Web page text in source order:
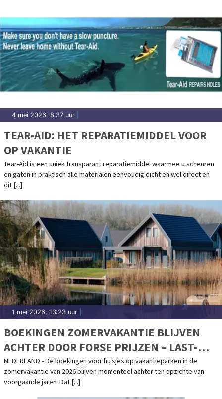
4 mei 2026, 8:37 uur
TEAR-AID: HET REPARATIEMIDDEL VOOR
OP VAKANTIE
Tear-Aid is een uniek transparant reparatiemiddel waarmee u scheuren
en gaten in praktisch alle materialen eenvoudig dicht en wel direct en
dit [...]
1 mei 2026, 13:23 uur
BOEKINGEN ZOMERVAKANTIE BLIJVEN
ACHTER DOOR FORSE PRIJZEN – LAST-
MINUTE EXPLOSIE VERWACHT
NEDERLAND - De boekingen voor huisjes op vakantieparken in de
zomervakantie van 2026 blijven momenteel achter ten opzichte van
voorgaande jaren. Dat [...]